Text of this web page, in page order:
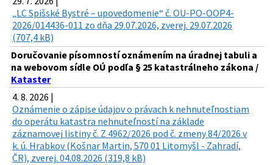
„LC Spišské Bystré – upovedomenie“ č. OU-PO-OOP4-
2026/014436-011 zo dňa 29.07.2026, zverej. 29.07.2026
(707,4 kB)
Doručovanie písomností oznámením na úradnej tabuli a
na webovom sídle OÚ podľa § 25 katastrálneho zákona /
Kataster
4. 8. 2026 |
Oznámenie o zápise údajov o právach k nehnuteľnostiam
do operátu katastra nehnuteľností na základe
záznamovej listiny č. Z 4962/2026 pod č. zmeny 84/2026 v
k. ú. Hrabkov (Košnar Martin, 570 01 Litomyšl - Zahradí,
ČR), zverej. 04.08.2026 (319,8 kB)